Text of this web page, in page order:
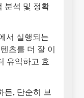
분석 및 정확
서 실행되는
츠를 더 잘 이
유익하고 효
든, 단순히 브